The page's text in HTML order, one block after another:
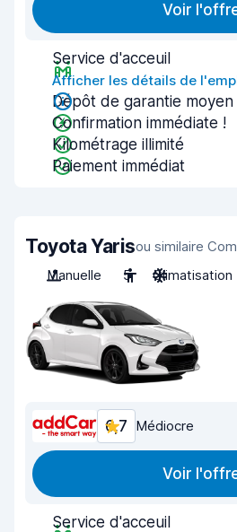
Voir
Service d'acceuil
Afficher les détails de
Dépôt de garantie moyen
Confirmation immédiate !
Kilométrage illimité
Paiement immédiat
Toyota Yarisou similaire
Manuelle
5 Climatisation
6,7 Médiocre
Voir
Service d'acceuil